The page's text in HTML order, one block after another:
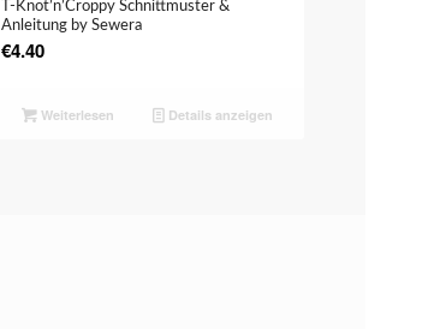
T-Knot’n’Croppy Schnittmuster &
Anleitung by Sewera
€4.40
Weiterlesen Details anzeigen